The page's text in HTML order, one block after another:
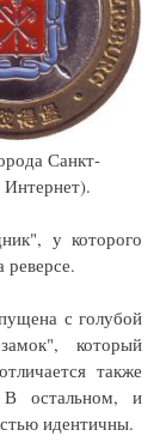
Санкт-
Интернет).
у которого
реверсе.
с голубой
который
также
остальном, и
идентичны.